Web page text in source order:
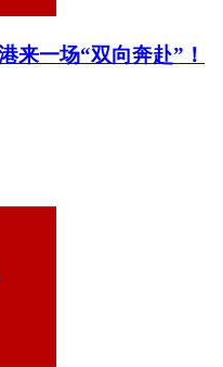
来一场“双向奔赴”！